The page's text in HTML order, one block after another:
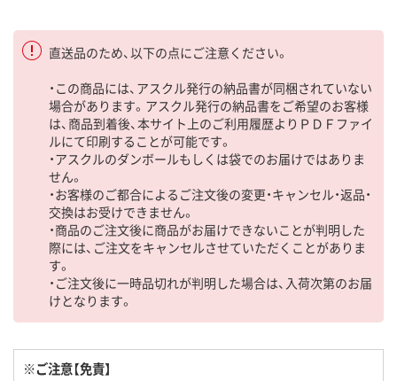
直送品のため、以下の点にご注意ください。
・この商品には、アスクル発行の納品書が同梱されていない
場合があります。アスクル発行の納品書をご希望のお客様
は、商品到着後、本サイト上のご利用履歴よりＰＤＦファイ
ルにて印刷することが可能です。
・アスクルのダンボールもしくは袋でのお届けではありま
せん。
・お客様のご都合によるご注文後の変更・キャンセル・返品・
交換はお受けできません。
・商品のご注文後に商品がお届けできないことが判明した
際には、ご注文をキャンセルさせていただくことがありま
す。
・ご注文後に一時品切れが判明した場合は、入荷次第のお届
けとなります。
※ご注意【免責】